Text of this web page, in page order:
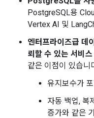
PostgreSQL용
Vertex AI 및
엔터프라이즈급 데
뢰할 수 있는 서비
같은 이점이 있습니
유지보수가
자동 백업, 복
증가와 같은